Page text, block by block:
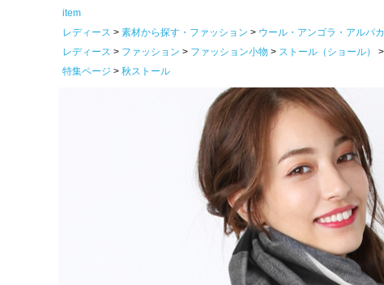
item
レディース
素材から探す・ファッション ウール・アンゴラ・アルパカ
レディース
ファッション ファッション小物 ストール（ショール）
特集ページ
秋ストール